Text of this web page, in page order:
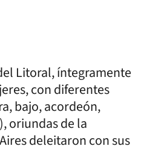
Litoral, íntegramente
con diferentes
bajo, acordeón,
oriundas de la
deleitaron con sus